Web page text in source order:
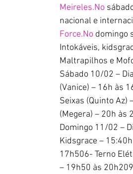
Meireles.No
nacional e
Force.No domingo
Intokáveis,
Maltrapilhos e
Sábado 10/02 –
(Vanice) – 16h às
Seixas (Quinto
(Megera) – 20h às
Domingo 11/02 –
Kidsgrace –
17h506- Terno
– 19h50 às